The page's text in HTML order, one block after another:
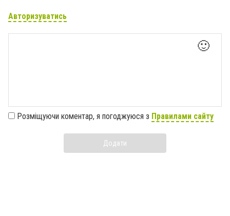
Авторизуватись
🙂
Розміщуючи коментар, я погоджуюся з Правилами сайту
Додати